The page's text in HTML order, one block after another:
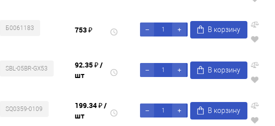
Б0061183 753 ₽ В корзину
SBL-05BR-GX53 92.35 ₽/
шт
В корзину
SQ0359-0109 199.34 ₽/
шт
В корзину